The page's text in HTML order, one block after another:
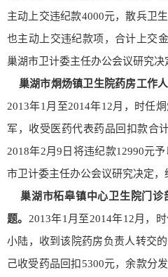
主动上交违纪款4000元，散兵卫
也主动上交违纪款项，合计上交
巢湖市卫计委主任办公会议研究决
巢湖市烔炀镇卫生院药房工作
2013年1 月至2014年12月，时任
军，收受医药代表药品回扣款合
2018年2月9 日将违纪款12990元予
市卫计委主任办公会议研究决定，
巢湖市柘皋镇中心卫生院门诊
题。 2013年1 月至2014年12月，
小陆，收到该院药房负责人转交
己收受药品回扣5300元，余款分